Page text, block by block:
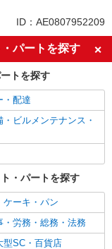
ID：AE0807952209
パートを探す
トを探す
・配達
ビルメンテナンス・
・パートを探す
ケーキ・パン
・労務・総務・法務
型SC・百貨店